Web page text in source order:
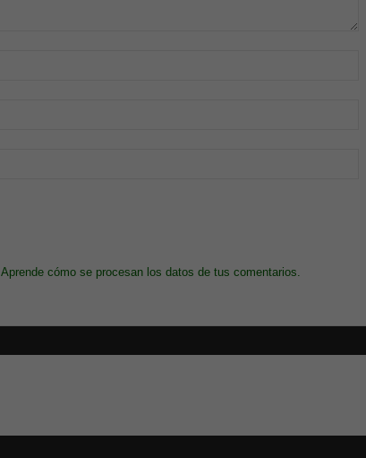
Aprende cómo se procesan los datos de tus comentarios.